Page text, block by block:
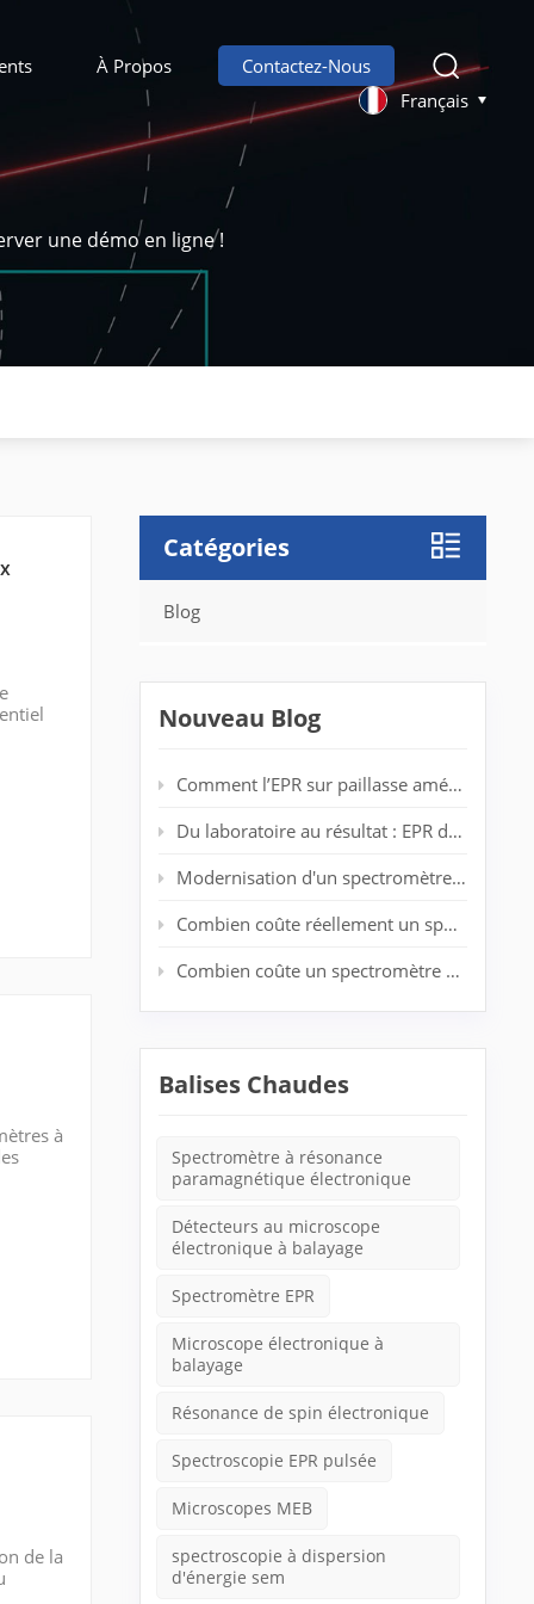
À Propos
Contactez-Nous
Français
une démo en ligne !
à
de la
Catégories
Blog
Nouveau Blog
Comment l’EPR sur paillasse améliore la détection des radicaux dans les laboratoires de polymères
Du laboratoire au résultat : EPR de bureau pour l'analyse de spin en temps réel
Modernisation d'un spectromètre RPE vieillissant : prolonger la durée de vie du système sans nouvel aimant
Combien coûte réellement un spectromètre EPR d'entrée de gamme ?
Combien coûte un spectromètre RPE ? Guide complet des prix pour les chercheurs
Balises Chaudes
Spectromètre à résonance
paramagnétique électronique
Détecteurs au microscope
électronique à balayage
Spectromètre EPR
Microscope électronique à
balayage
Résonance de spin électronique
Spectroscopie EPR pulsée
Microscopes MEB
spectroscopie à dispersion
d'énergie sem